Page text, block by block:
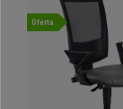
Oferta